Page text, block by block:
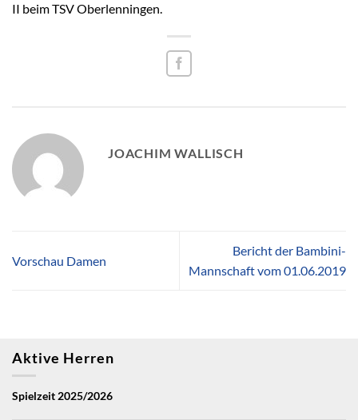
II beim TSV Oberlenningen.
JOACHIM WALLISCH
Vorschau Damen
Bericht der Bambini-
Mannschaft vom 01.06.2019
Aktive Herren
Spielzeit 2025/2026